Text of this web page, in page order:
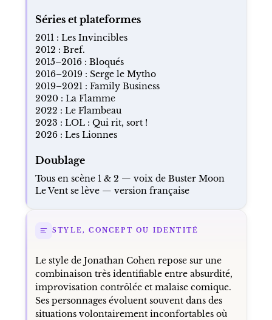
Séries et plateformes
2011 : Les Invincibles
2012 : Bref.
2015–2016 : Bloqués
2016–2019 : Serge le Mytho
2019–2021 : Family Business
2020 : La Flamme
2022 : Le Flambeau
2023 : LOL : Qui rit, sort !
2026 : Les Lionnes
Doublage
Tous en scène 1 & 2 — voix de Buster Moon
Le Vent se lève — version française
STYLE, CONCEPT OU IDENTITÉ
Le style de Jonathan Cohen repose sur une
combinaison très identifiable entre absurdité,
improvisation contrôlée et malaise comique.
Ses personnages évoluent souvent dans des
situations volontairement inconfortables où